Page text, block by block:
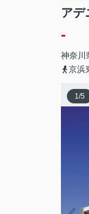
アデ
-
神奈川
京浜
1/5